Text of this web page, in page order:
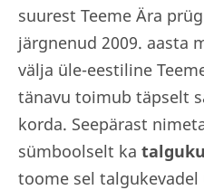
suurest Teeme Ära
järgnenud 2009. aasta
välja üle-eestiline
tänavu toimub täpselt
korda. Seepärast
sümboolselt ka
toome sel